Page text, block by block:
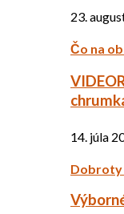
23.
Čo na
14. júla